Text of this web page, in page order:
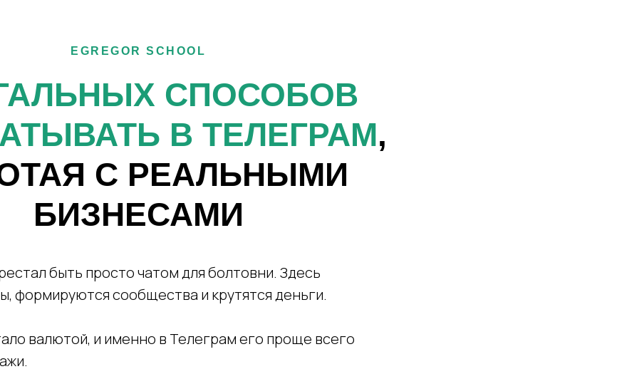
EGREGOR SCHOOL
СПОСОБОВ
В ТЕЛЕГРАМ,
С РЕАЛЬНЫМИ
БИЗНЕСАМИ
быть просто чатом для болтовни. Здесь
формируются сообщества и крутятся деньги.
валютой, и именно в Телеграм его проще всего